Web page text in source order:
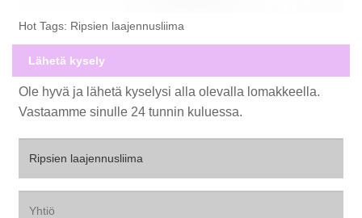
Hot Tags: Ripsien laajennusliima
Lähetä kysely
Ole hyvä ja lähetä kyselysi alla olevalla lomakkeella.
Vastaamme sinulle 24 tunnin kuluessa.